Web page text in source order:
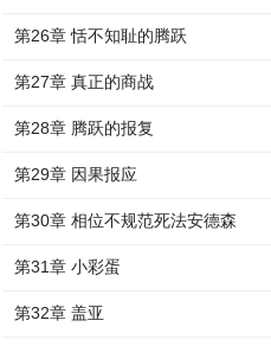
第26章 恬不知耻的腾跃
第27章 真正的商战
第28章 腾跃的报复
第29章 因果报应
第30章 相位不规范死法安德森
第31章 小彩蛋
第32章 盖亚